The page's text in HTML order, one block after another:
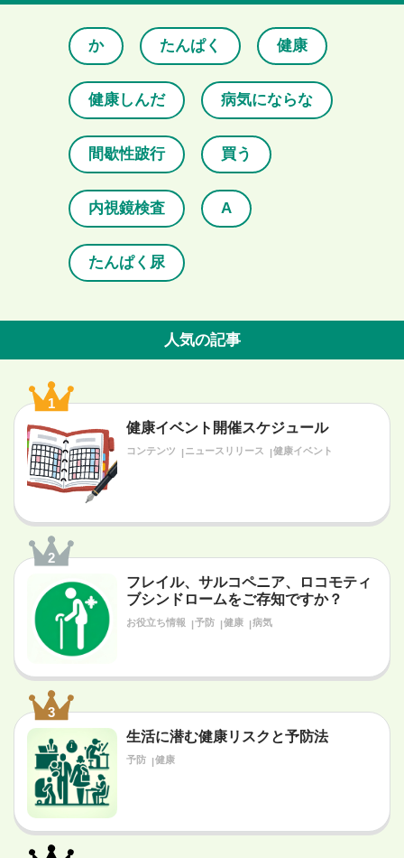
か たんぱく 健康
健康しんだ 病気にならな
間歇性跛行 買う
内視鏡検査 A
たんぱく尿
人気の記事
1
健康イベント開催スケジュール
コンテンツ ニュースリリース 健康イベント
2
フレイル、サルコペニア、ロコモティ
ブシンドロームをご存知ですか？
お役立ち情報 予防 健康 病気
3
生活に潜む健康リスクと予防法
予防 健康